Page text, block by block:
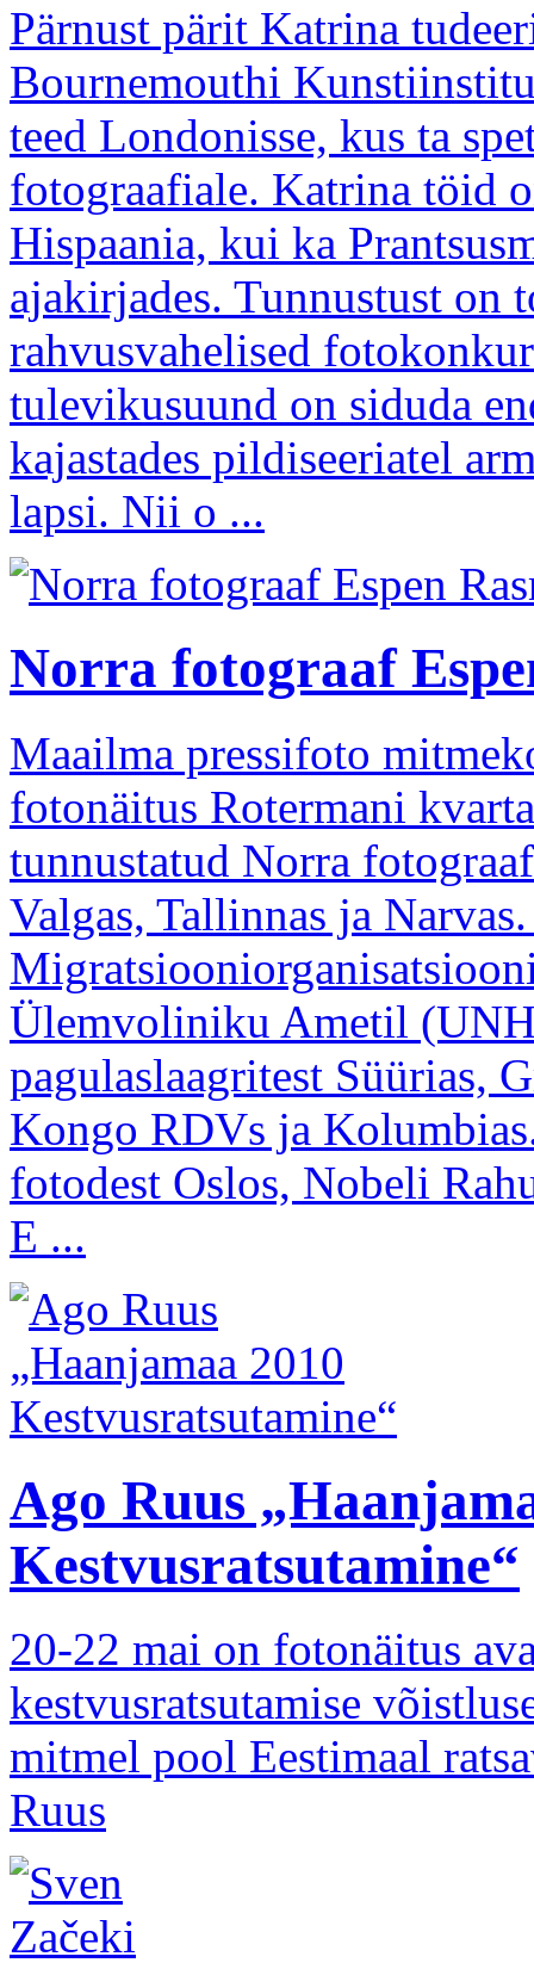
Pärnust pärit Katrina
Bournemouthi
teed Londonisse, kus ta
fotograafiale. Katrina töid
Hispaania, kui ka
ajakirjades. Tunnustust on
rahvusvahelised
tulevikusuund on siduda
kajastades pildiseeriatel
lapsi. Nii o ...
Norra fotograaf
Maailma pressifoto
fotonäitus Rotermani
tunnustatud Norra
Valgas, Tallinnas ja
Ülemvoliniku Ametil
pagulaslaagritest Süürias,
Kongo RDVs ja
fotodest Oslos, Nobeli
E ...
Ago Ruus
Kestvusratsutamine“
20-22 mai on fotonäitus
kestvusratsutamise
mitmel pool Eestimaal
Ruus